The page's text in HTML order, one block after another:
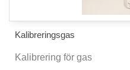
Kalibreringsgas
Kalibrering för gas